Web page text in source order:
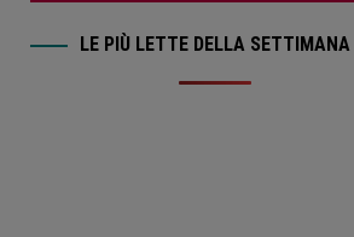
LE PIÙ LETTE DELLA SETTIMANA